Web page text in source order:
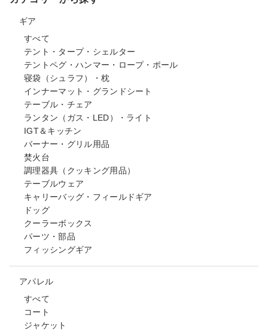
ギア
すべて
テント・タープ・シェルター
テントペグ・ハンマー・ロープ・ポール
寝袋（シュラフ）・枕
インナーマット・グランドシート
テーブル・チェア
ランタン（ガス・LED）・ライト
IGT＆キッチン
バーナー・グリル用品
焚火台
調理器具（クッキング用品）
テーブルウェア
キャリーバッグ・フィールドギア
ドッグ
クーラーボックス
パーツ・部品
フィッシングギア
アパレル
すべて
コート
ジャケット